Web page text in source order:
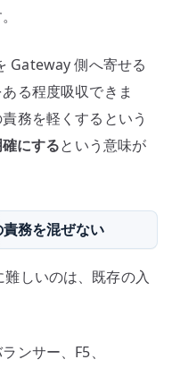
Gateway 側へ寄せる
る程度吸収できま
務を軽くするという
にするという意味が
務を混ぜない
しいのは、既存の入
ンサー、F5、